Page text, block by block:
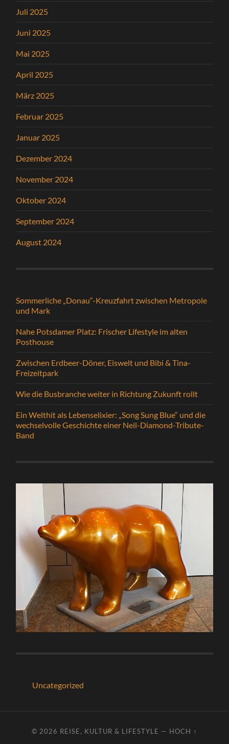
Juli 2025
Juni 2025
Mai 2025
April 2025
März 2025
Februar 2025
Januar 2025
Dezember 2024
November 2024
Oktober 2024
September 2024
August 2024
Sommerliche „Donau“-Kreuzfahrt zwischen Metropole
und Mark
Nahe Potsdamer Platz: Frischer Lifestyle im alten
Posthouse
Zwischen Erdbeer-Döner, Eiswelt und Bibi & Tina-
Freizeitpark
Wie die Busbranche weiter in Richtung Zukunft rollt
Ein Welthit als Lebenselixier: „Song Sung Blue“ und die
wechselvolle Geschichte einer Neil-Diamond-Tribute-
Band
Uncategorized
© 2026 REISE, KULTUR & LIFESTYLE — HOCH ↑